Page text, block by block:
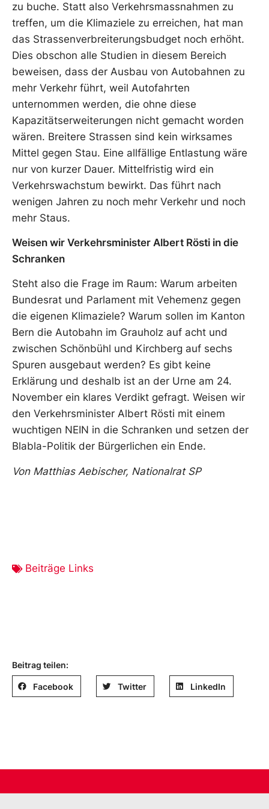
zu buche. Statt also Verkehrsmassnahmen zu
treffen, um die Klimaziele zu erreichen, hat man
das Strassenverbreiterungsbudget noch erhöht.
Dies obschon alle Studien in diesem Bereich
beweisen, dass der Ausbau von Autobahnen zu
mehr Verkehr führt, weil Autofahrten
unternommen werden, die ohne diese
Kapazitätserweiterungen nicht gemacht worden
wären. Breitere Strassen sind kein wirksames
Mittel gegen Stau. Eine allfällige Entlastung wäre
nur von kurzer Dauer. Mittelfristig wird ein
Verkehrswachstum bewirkt. Das führt nach
wenigen Jahren zu noch mehr Verkehr und noch
mehr Staus.
Weisen wir Verkehrsminister Albert Rösti in die
Schranken
Steht also die Frage im Raum: Warum arbeiten
Bundesrat und Parlament mit Vehemenz gegen
die eigenen Klimaziele? Warum sollen im Kanton
Bern die Autobahn im Grauholz auf acht und
zwischen Schönbühl und Kirchberg auf sechs
Spuren ausgebaut werden? Es gibt keine
Erklärung und deshalb ist an der Urne am 24.
November ein klares Verdikt gefragt. Weisen wir
den Verkehrsminister Albert Rösti mit einem
wuchtigen NEIN in die Schranken und setzen der
Blabla-Politik der Bürgerlichen ein Ende.
Von Matthias Aebischer, Nationalrat SP
Beiträge Links
Beitrag teilen:
Facebook Twitter LinkedIn